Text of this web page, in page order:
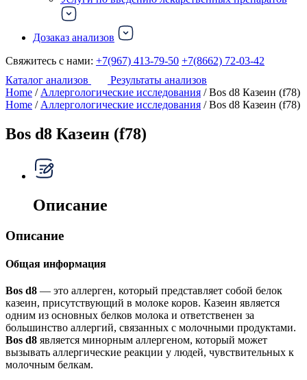
Дозаказ анализов
Свяжитесь с нами: +7(967) 413-79-50 +7(8662) 72-03-42
Каталог анализов
Результаты анализов
Home / Аллергологические исследования / Bos d8 Казеин (f78)
Home / Аллергологические исследования / Bos d8 Казеин (f78)
Bos d8 Казеин (f78)
Описание
Описание
Общая информация
Bos d8 — это аллерген, который представляет собой белок
казеин, присутствующий в молоке коров. Казеин является
одним из основных белков молока и ответственен за
большинство аллергий, связанных с молочными продуктами.
Bos d8 является минорным аллергеном, который может
вызывать аллергические реакции у людей, чувствительных к
молочным белкам.